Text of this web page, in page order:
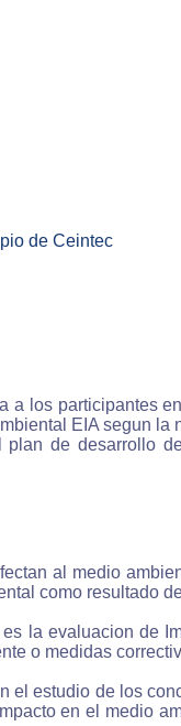
aprenderás en
multimedia es
comoda y
en los que
podrás estudiar
365 días del
ya que
ordenador que
o trabajo, desde
sea en línea (on-
de Ceintec
los participantes
EIA segun la
de desarrollo
al medio
como resultado
la evaluacion de
o medidas
el estudio de los
en el medio